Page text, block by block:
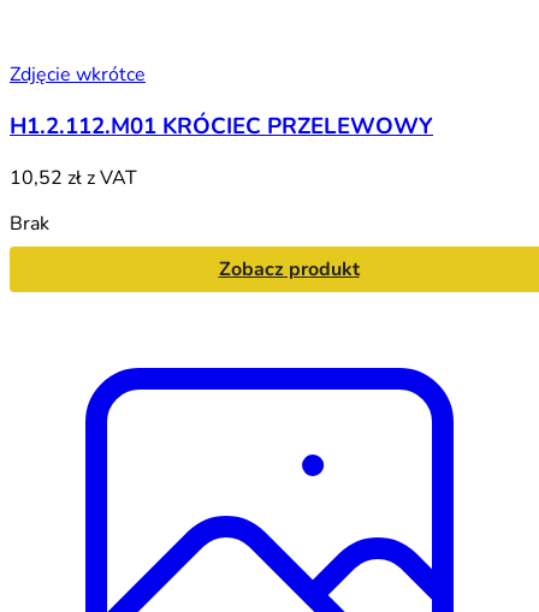
Zdjęcie wkrótce
H1.2.112.M01 KRÓCIEC PRZELEWOWY
10,52 złz VAT
Brak
Zobacz produkt